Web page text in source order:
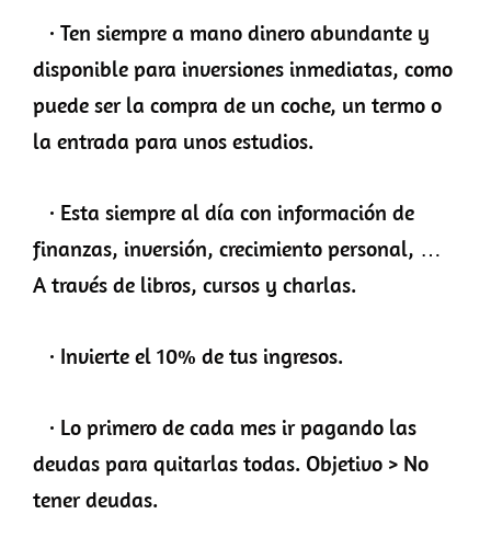
· Ten siempre a mano dinero abundante y
disponible para inversiones inmediatas, como
puede ser la compra de un coche, un termo o
la entrada para unos estudios.
· Esta siempre al día con información de
finanzas, inversión, crecimiento personal, …
A través de libros, cursos y charlas.
· Invierte el 10% de tus ingresos.
· Lo primero de cada mes ir pagando las
deudas para quitarlas todas. Objetivo > No
tener deudas.